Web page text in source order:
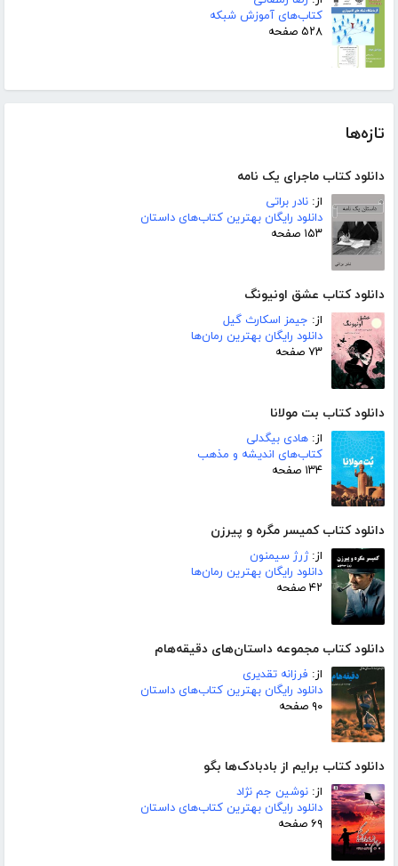
کتاب‌های آموزش شبکه
۵۲۸ صفحه
تازه‌ها
دانلود کتاب ماجرای یک نامه
از: نادر براتی
دانلود رایگان بهترین کتاب‌های داستان
۱۵۳ صفحه
دانلود کتاب عشق اونیونگ
از: جیمز اسکارث گیل
دانلود رایگان بهترین رمان‌ها
۷۳ صفحه
دانلود کتاب بت مولانا
از: هادی بیگدلی
کتاب‌های اندیشه و مذهب
۱۳۴ صفحه
دانلود کتاب کمیسر مگره و پیرزن
از:ژرژ سیمنون
دانلود رایگان بهترین رمان‌ها
۴۲ صفحه
دانلود کتاب مجموعه داستان‌های دقیقه‌هام
از: فرزانه تقدیری
دانلود رایگان بهترین کتاب‌های داستان
۹۰ صفحه
دانلود کتاب برایم از بادبادک‌ها بگو
از: نوشین جم نژاد
دانلود رایگان بهترین کتاب‌های داستان
۶۹ صفحه